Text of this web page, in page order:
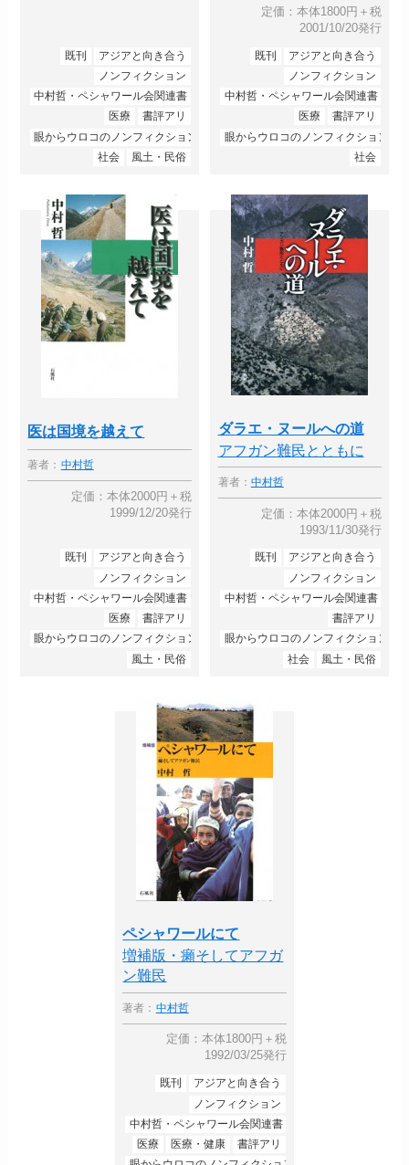
既刊
アジアと向き合う
ノンフィクション
中村哲・ペシャワール会関連書
医療
書評アリ
眼からウロコのノンフィクション
社会
風土・民俗
定価：本体1800円＋税
2001/10/20発行
既刊
アジアと向き合う
ノンフィクション
中村哲・ペシャワール会関連書
医療
書評アリ
眼からウロコのノンフィクション
社会
医は国境を越えて
著者： 中村哲
定価：本体2000円＋税
1999/12/20発行
既刊
アジアと向き合う
ノンフィクション
中村哲・ペシャワール会関連書
医療
書評アリ
眼からウロコのノンフィクション
風土・民俗
ダラエ・ヌールへの道
アフガン難民とともに
著者： 中村哲
定価：本体2000円＋税
1993/11/30発行
既刊
アジアと向き合う
ノンフィクション
中村哲・ペシャワール会関連書
書評アリ
眼からウロコのノンフィクション
社会
風土・民俗
ペシャワールにて
増補版・癩そしてアフガ
ン難民
著者： 中村哲
定価：本体1800円＋税
1992/03/25発行
既刊
アジアと向き合う
ノンフィクション
中村哲・ペシャワール会関連書
医療
医療・健康
書評アリ